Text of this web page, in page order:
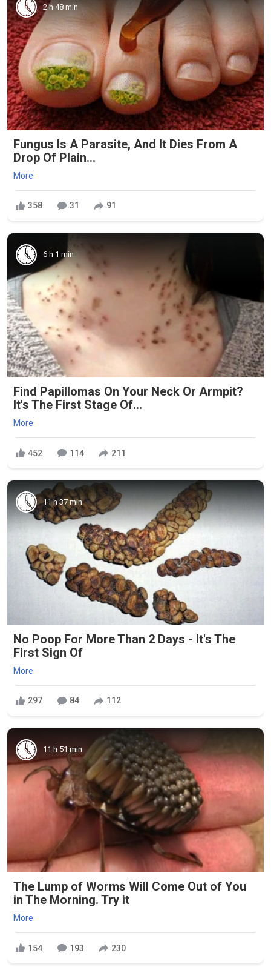
2 h 48 min
Fungus Is A Parasite, And It Dies From A
Drop Of Plain...
More
358 31 91
6 h 1 min
Find Papillomas On Your Neck Or Armpit?
It's The First Stage Of...
More
452 114 211
11 h 37 min
No Poop For More Than 2 Days - It's The
First Sign Of
More
297 84 112
11 h 51 min
The Lump of Worms Will Come Out of You
in The Morning. Try it
More
154 193 230